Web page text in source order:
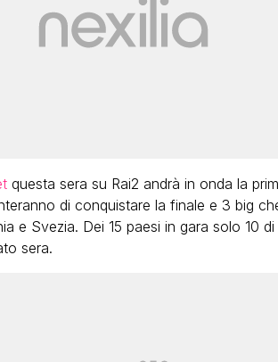
questa sera su Rai2 andrà in onda la
di conquistare la finale e 3 big
e Svezia. Dei 15 paesi in gara solo 10
sera.
la festa di
tutte le grandi